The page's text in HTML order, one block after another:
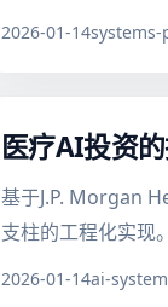
2026-01-14
医疗AI投资
基于J.P. Morgan
支柱的工程化实现。
2026-01-14ai-